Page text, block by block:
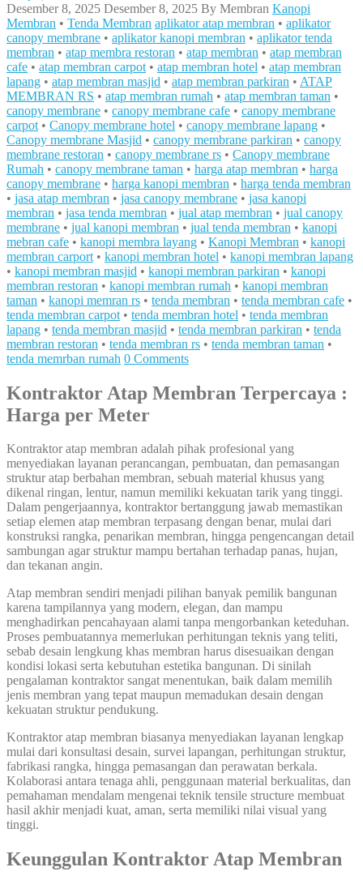
Desember 8, 2025 Desember 8, 2025 By Membran Kanopi
Membran • Tenda Membran aplikator atap membran • aplikator
canopy membrane • aplikator kanopi membran • aplikator tenda
membran • atap membra restoran • atap membran • atap membran
cafe • atap membran carpot • atap membran hotel • atap membran
lapang • atap membran masjid • atap membran parkiran • ATAP
MEMBRAN RS • atap membran rumah • atap membran taman •
canopy membrane • canopy membrane cafe • canopy membrane
carpot • Canopy membrane hotel • canopy membrane lapang •
Canopy membrane Masjid • canopy membrane parkiran • canopy
membrane restoran • canopy membrane rs • Canopy membrane
Rumah • canopy membrane taman • harga atap membran • harga
canopy membrane • harga kanopi membran • harga tenda membran
• jasa atap membran • jasa canopy membrane • jasa kanopi
membran • jasa tenda membran • jual atap membran • jual canopy
membrane • jual kanopi membran • jual tenda membran • kanopi
mebran cafe • kanopi membra layang • Kanopi Membran • kanopi
membran carport • kanopi membran hotel • kanopi membran lapang
• kanopi membran masjid • kanopi membran parkiran • kanopi
membran restoran • kanopi membran rumah • kanopi membran
taman • kanopi memran rs • tenda membran • tenda membran cafe •
tenda membran carpot • tenda membran hotel • tenda membran
lapang • tenda membran masjid • tenda membran parkiran • tenda
membran restoran • tenda membran rs • tenda membran taman •
tenda memrban rumah 0 Comments
Kontraktor Atap Membran Terpercaya :
Harga per Meter
Kontraktor atap membran adalah pihak profesional yang
menyediakan layanan perancangan, pembuatan, dan pemasangan
struktur atap berbahan membran, sebuah material khusus yang
dikenal ringan, lentur, namun memiliki kekuatan tarik yang tinggi.
Dalam pengerjaannya, kontraktor bertanggung jawab memastikan
setiap elemen atap membran terpasang dengan benar, mulai dari
konstruksi rangka, penarikan membran, hingga pengencangan detail
sambungan agar struktur mampu bertahan terhadap panas, hujan,
dan tekanan angin.
Atap membran sendiri menjadi pilihan banyak pemilik bangunan
karena tampilannya yang modern, elegan, dan mampu
menghadirkan pencahayaan alami tanpa mengorbankan keteduhan.
Proses pembuatannya memerlukan perhitungan teknis yang teliti,
sebab desain lengkung khas membran harus disesuaikan dengan
kondisi lokasi serta kebutuhan estetika bangunan. Di sinilah
pengalaman kontraktor sangat menentukan, baik dalam memilih
jenis membran yang tepat maupun memadukan desain dengan
kekuatan struktur pendukung.
Kontraktor atap membran biasanya menyediakan layanan lengkap
mulai dari konsultasi desain, survei lapangan, perhitungan struktur,
fabrikasi rangka, hingga pemasangan dan perawatan berkala.
Kolaborasi antara tenaga ahli, penggunaan material berkualitas, dan
pemahaman mendalam mengenai teknik tensile structure membuat
hasil akhir menjadi kuat, aman, serta memiliki nilai visual yang
tinggi.
Keunggulan Kontraktor Atap Membran